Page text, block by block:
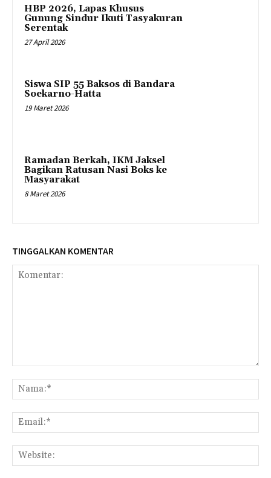
HBP 2026, Lapas Khusus
Gunung Sindur Ikuti Tasyakuran
Serentak
27 April 2026
Siswa SIP 55 Baksos di Bandara
Soekarno-Hatta
19 Maret 2026
Ramadan Berkah, IKM Jaksel
Bagikan Ratusan Nasi Boks ke
Masyarakat
8 Maret 2026
TINGGALKAN KOMENTAR